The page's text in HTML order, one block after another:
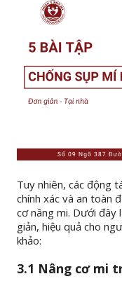
Tuy nhiên, các động
chính xác và an toàn
cơ nâng mi. Dưới
giản, hiệu quả cho
khảo:
3.1 Nâng cơ mi